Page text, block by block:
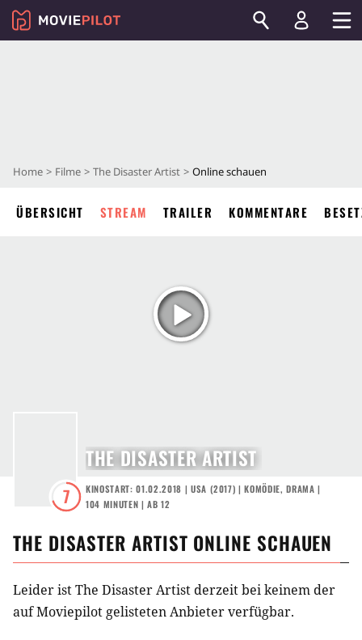
Home Filme The Disaster Artist Online schauen
ÜBERSICHT STREAM TRAILER KOMMENTARE
7
THE DISASTER ARTIST
KINOSTART: 01.02.2018 | USA (2017) |KOMÖDIE,DRAMA |
104 MINUTEN |AB 12
THE DISASTER ARTIST ONLINE SCHAUEN
Leider ist The Disaster Artist derzeit bei keinem der
auf Moviepilot gelisteten Anbieter verfügbar.